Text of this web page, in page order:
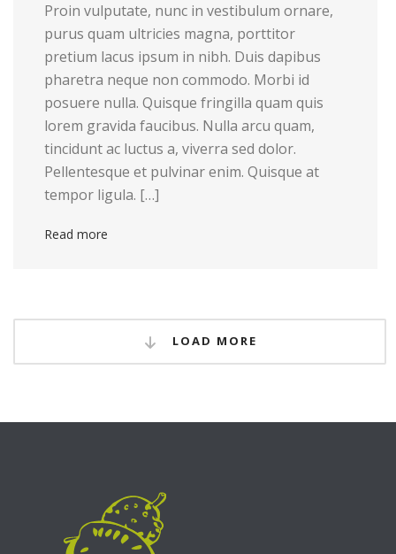
Proin vulputate, nunc in vestibulum ornare,
purus quam ultricies magna, porttitor
pretium lacus ipsum in nibh. Duis dapibus
pharetra neque non commodo. Morbi id
posuere nulla. Quisque fringilla quam quis
lorem gravida faucibus. Nulla arcu quam,
tincidunt ac luctus a, viverra sed dolor.
Pellentesque et pulvinar enim. Quisque at
tempor ligula. […]
Read more
LOAD MORE